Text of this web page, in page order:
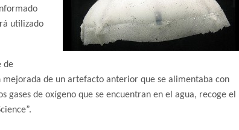
utilizado
de
mejorada de un artefacto anterior que se alimentaba con
de oxígeno que se encuentran en el agua, recoge el